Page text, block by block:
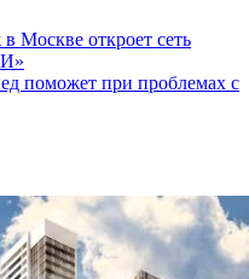
Москве откроет сеть
поможет при проблемах с